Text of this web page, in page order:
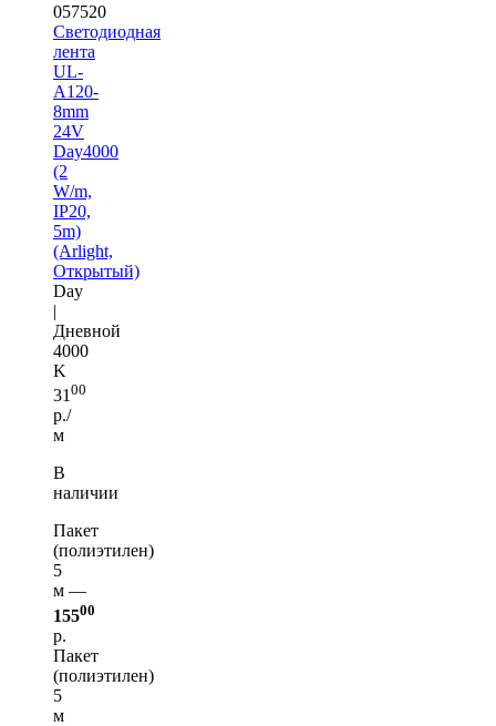
057520
Светодиодная
лента
UL-
A120-
8mm
24V
Day4000
(2
W/m,
IP20,
5m)
(Arlight,
Открытый)
Day
|
Дневной
4000
K
31 00
р./
м
В
наличии
Пакет
(полиэтилен)
5
м —
15500
р.
Пакет
(полиэтилен)
5
м